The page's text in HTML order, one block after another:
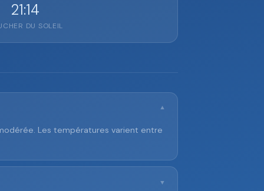
21:14
DU SOLEIL
▼
Les températures varient entre
▼